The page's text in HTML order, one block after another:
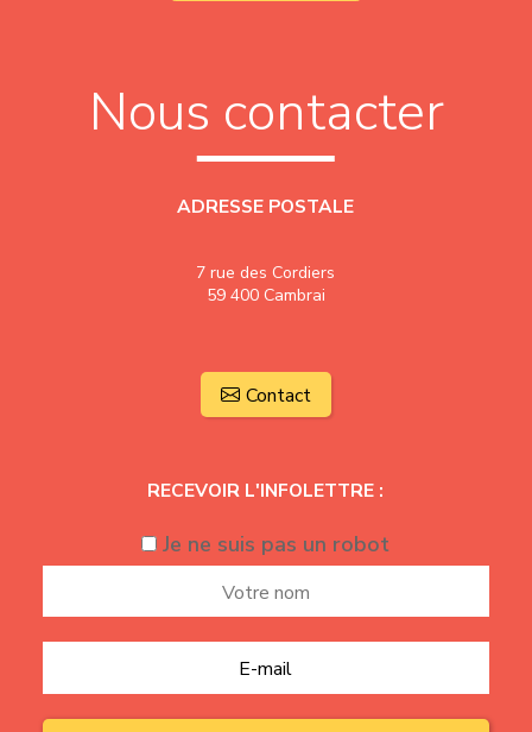
Nous contacter
ADRESSE POSTALE
7 rue des Cordiers
59 400 Cambrai
Contact
RECEVOIR L'INFOLETTRE :
Je ne suis pas un robot